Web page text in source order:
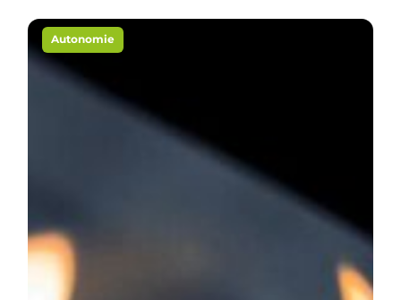
Autonomie